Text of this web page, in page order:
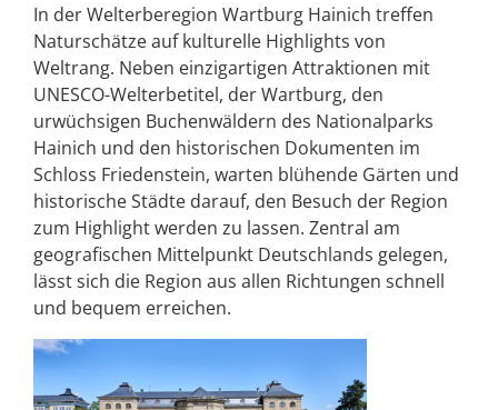
In der Welterberegion Wartburg Hainich treffen
Naturschätze auf kulturelle Highlights von
Weltrang. Neben einzigartigen Attraktionen mit
UNESCO-Welterbetitel, der Wartburg, den
urwüchsigen Buchenwäldern des Nationalparks
Hainich und den historischen Dokumenten im
Schloss Friedenstein, warten blühende Gärten und
historische Städte darauf, den Besuch der Region
zum Highlight werden zu lassen. Zentral am
geografischen Mittelpunkt Deutschlands gelegen,
lässt sich die Region aus allen Richtungen schnell
und bequem erreichen.